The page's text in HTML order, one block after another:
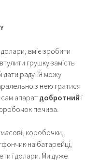
вміє зробити
грушку замість
дати раду! Я можу
з нею гратися
апарат добротний і
печива.
коробочки,
на батарейці,
і долари. Ми дуже